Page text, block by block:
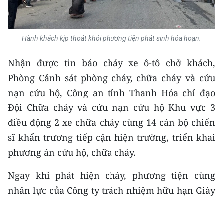
Media Xã hội
Media Pháp luật
Media Thế giới
Media Thể thao
Media Giáo dục
Media Y tế
Media Khoa học - Công nghệ
Media Môi trường
Hành khách kịp thoát khỏi phương tiện phát sinh hỏa hoạn.
Nhận được tin báo cháy xe ô-tô chở khách,
Phòng Cảnh sát phòng cháy, chữa cháy và cứu
nạn cứu hộ, Công an tỉnh Thanh Hóa chỉ đạo
Đội Chữa cháy và cứu nạn cứu hộ Khu vực 3
điều động 2 xe chữa cháy cùng 14 cán bộ chiến
sĩ khẩn trương tiếp cận hiện trường, triển khai
phương án cứu hộ, chữa cháy.
Ngay khi phát hiện cháy, phương tiện cùng
nhân lực của Công ty trách nhiệm hữu hạn Giày